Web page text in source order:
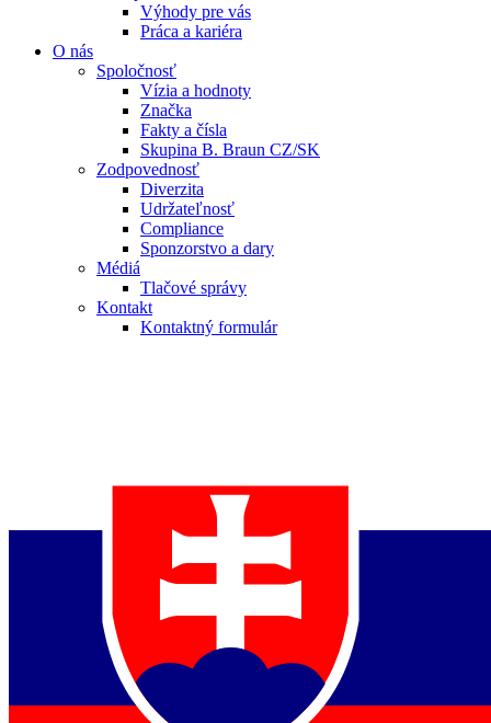
Výhody pre vás
Práca a kariéra
O nás
Spoločnosť
Vízia a hodnoty
Značka
Fakty a čísla
Skupina B. Braun CZ/SK
Zodpovednosť
Diverzita
Udržateľnosť
Compliance
Sponzorstvo a dary
Médiá
Tlačové správy
Kontakt
Kontaktný formulár